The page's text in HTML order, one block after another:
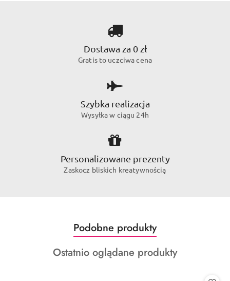
Dostawa za 0 zł
Gratis to uczciwa cena
Szybka realizacja
Wysyłka w ciągu 24h
Personalizowane prezenty
Zaskocz bliskich kreatywnością
Pomiń karuzelę produktów
Produkty
o
statusie:
Podobne produkty
Produkty
Ostatnio oglądane produkty